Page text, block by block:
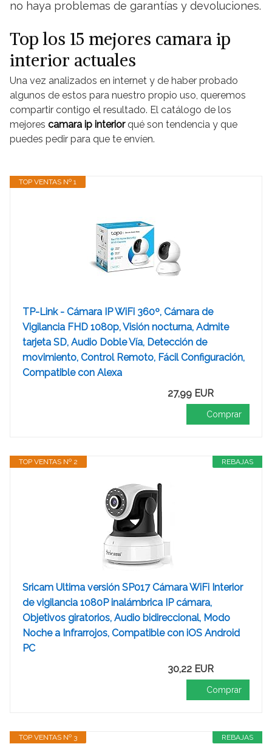
no haya problemas de garantías y devoluciones.
Top los 15 mejores camara ip
interior actuales
Una vez analizados en internet y de haber probado
algunos de estos para nuestro propio uso, queremos
compartir contigo el resultado. El catálogo de los
mejores camara ip interiorqué son tendencia y que
puedes pedir para que te envíen.
TOP VENTAS Nº 1
TP-Link - Cámara IP WiFi 360º, Cámara de
Vigilancia FHD 1080p, Visión nocturna, Admite
tarjeta SD, Audio Doble Vía, Detección de
movimiento, Control Remoto, Fácil Configuración,
Compatible con Alexa
27,99 EUR
Comprar
REBAJAS
TOP VENTAS Nº 2
Sricam Ultima versión SP017 Cámara WiFi Interior
de vigilancia 1080P inalámbrica IP cámara,
Objetivos giratorios, Audio bidireccional, Modo
Noche a Infrarrojos, Compatible con iOS Android
PC
30,22 EUR
Comprar
REBAJAS
TOP VENTAS Nº 3